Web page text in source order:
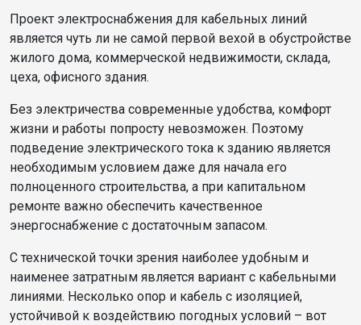
Проект электроснабжения для кабельных линий
является чуть ли не самой первой вехой в обустройстве
жилого дома, коммерческой недвижимости, склада,
цеха, офисного здания.
Без электричества современные удобства, комфорт
жизни и работы попросту невозможен. Поэтому
подведение электрического тока к зданию является
необходимым условием даже для начала его
полноценного строительства, а при капитальном
ремонте важно обеспечить качественное
энергоснабжение с достаточным запасом.
С технической точки зрения наиболее удобным и
наименее затратным является вариант с кабельными
линиями. Несколько опор и кабель с изоляцией,
устойчивой к воздействию погодных условий – вот